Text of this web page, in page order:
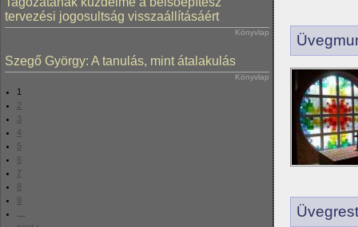
tervezési jogosultság visszaállításáért
Könyvlap
Szegő György: A tanulás, mint átalakulás
Könyvlap
1
2
3
4
5
6
7
8
9